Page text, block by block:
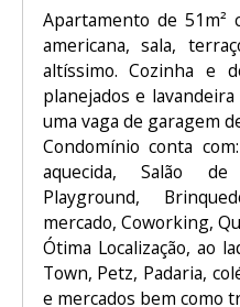
Apartamento de 51m²
americana, sala,
altíssimo. Cozinha e
planejados e
uma vaga de garagem
Condomínio conta
aquecida, Salão de
Playground,
mercado, Coworking,
Ótima Localização, ao
Town, Petz, Padaria,
e mercados bem como